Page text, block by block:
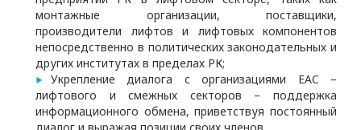
монтажные организации, поставщики,
производители лифтов и лифтовых компонентов
непосредственно в политических законодательных и
других институтах в пределах РК;
Укрепление диалога с организациями EAC –
лифтового и смежных секторов – поддержка
информационного обмена, приветствуя постоянный